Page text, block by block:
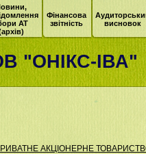
АТ
Фінансова
звітність
висновок
"ОНІКС-ІВА"
ПРИВАТНЕ АКЦІОНЕРНЕ